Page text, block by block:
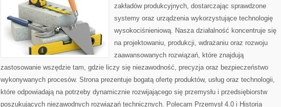
zakładów produkcyjnych, dostarczając sprawdzone
systemy oraz urządzenia wykorzystujące technologię
wysokociśnieniową. Nasza działalność koncentruje się
na projektowaniu, produkcji, wdrażaniu oraz rozwoju
zaawansowanych rozwiązań, które znajdują
zastosowanie wszędzie tam, gdzie liczy się niezawodność, precyzja oraz bezpieczeństwo
wykonywanych procesów. Strona prezentuje bogatą ofertę produktów, usług oraz technologii,
które odpowiadają na potrzeby dynamicznie rozwijającego się przemysłu i przedsiębiorstw
poszukujących niezawodnych rozwiązań technicznych. Polecam Przemysł 4.0 i Historia